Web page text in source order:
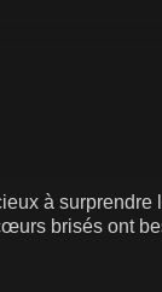
à surprendre
brisés ont